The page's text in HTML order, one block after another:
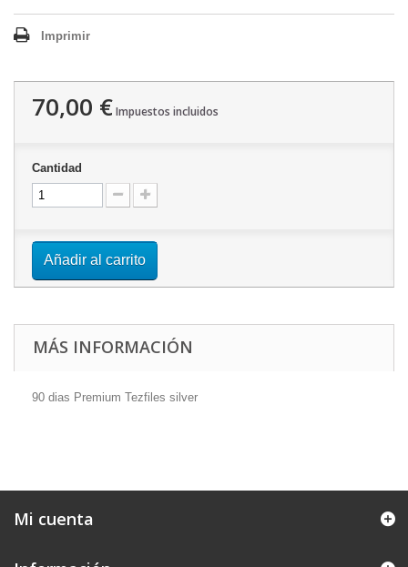
Imprimir
70,00 €Impuestos incluidos
Cantidad
Añadir al carrito
MÁS INFORMACIÓN
90 dias Premium Tezfiles silver
Mi cuenta